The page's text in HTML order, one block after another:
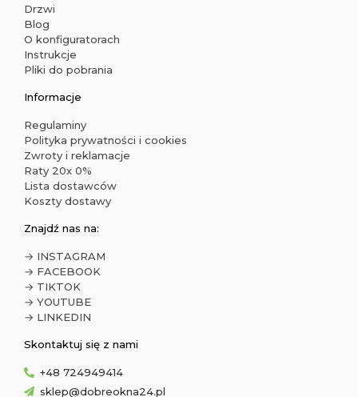
Drzwi
Blog
O konfiguratorach
Instrukcje
Pliki do pobrania
Informacje
Regulaminy
Polityka prywatności i cookies
Zwroty i reklamacje
Raty 20x 0%
Lista dostawców
Koszty dostawy
Znajdź nas na:
→ INSTAGRAM
→ FACEBOOK
→ TIKTOK
→ YOUTUBE
→ LINKEDIN
Skontaktuj się z nami
+48 724949414
sklep@dobreokna24.pl